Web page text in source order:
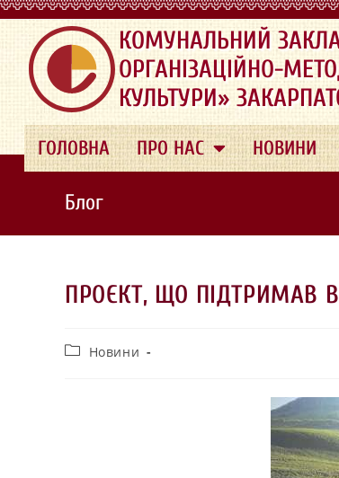
.
КОМУНАЛЬНИЙ
ОРГАНІЗАЦІЙНО-
КУЛЬТУРИ»
ГОЛОВНА ПРО НАС НОВИНИ
Блог
ПРОЄКТ, ЩО ПІДТРИМАВ
Новини